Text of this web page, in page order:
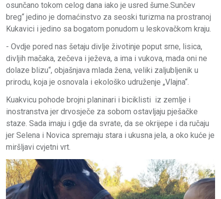
osunčano tokom celog dana iako je usred šume.Sunčev
breg“ jedino je domaćinstvo za seoski turizma na prostranoj
Kukavici i jedino sa bogatom ponudom u leskovačkom kraju.
- Ovdje pored nas šetaju divlje životinje poput srne, lisica,
divljih mačaka, zečeva i ježeva, a ima i vukova, mada oni ne
dolaze blizu“, objašnjava mlada žena, veliki zaljubljenik u
prirodu, koja je osnovala i ekološko udruženje „Vlajna“.
Kuakvicu pohode brojni planinari i biciklisti iz zemlje i
inostranstva jer drvosječe za sobom ostavljaju pješačke
staze. Sada imaju i gdje da svrate, da se okrijepe i da ručaju
jer Selena i Novica spremaju stara i ukusna jela, a oko kuće je
miršljavi cvjetni vrt.